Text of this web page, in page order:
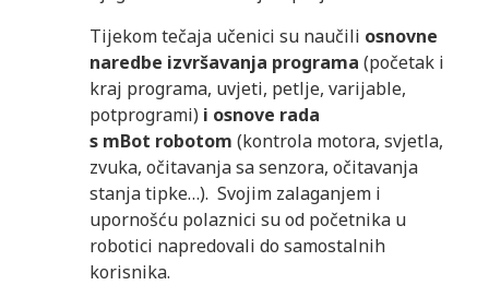
Tijekom tečaja učenici su naučili osnovne
naredbe izvršavanja programa (početak i
kraj programa, uvjeti, petlje, varijable,
potprogrami) i osnove rada
s mBot robotom (kontrola motora, svjetla,
zvuka, očitavanja sa senzora, očitavanja
stanja tipke…). Svojim zalaganjem i
upornošću polaznici su od početnika u
robotici napredovali do samostalnih
korisnika.